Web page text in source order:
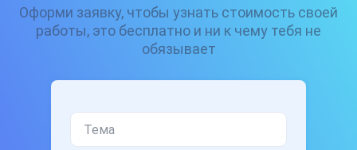
Оформи заявку, чтобы узнать стоимость своей
работы, это бесплатно и ни к чему тебя не
обязывает